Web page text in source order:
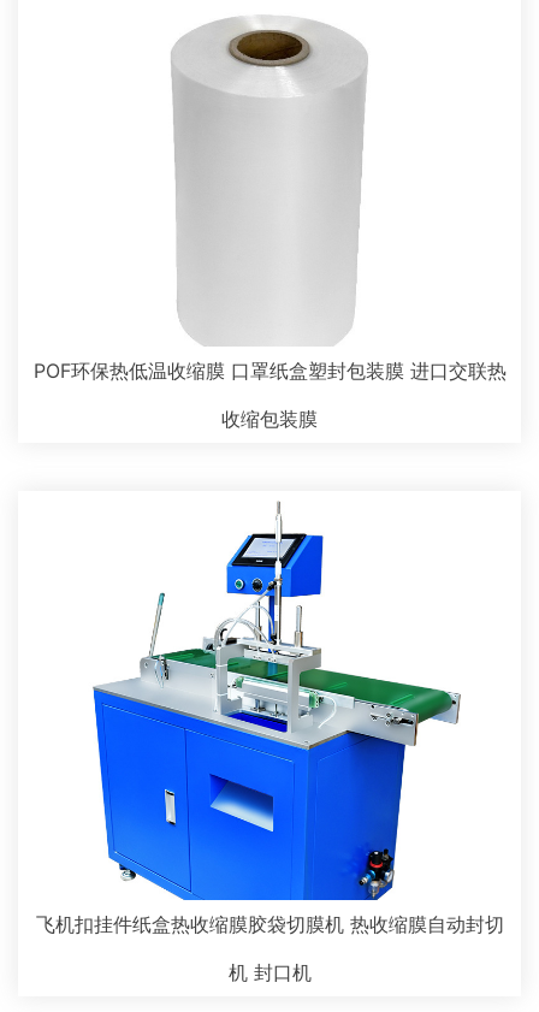
POF环保热低温收缩膜 口罩纸盒塑封包装膜 进口交联热
收缩包装膜
飞机扣挂件纸盒热收缩膜胶袋切膜机 热收缩膜自动封切
机 封口机